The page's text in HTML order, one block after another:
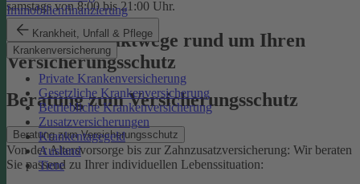
Immobilienfinanzierung
Krankheit, Unfall & Pflege
Krankenversicherung
Private Krankenversicherung
Gesetzliche Krankenversicherung
Betriebliche Krankenversicherung
Zusatzversicherungen
Krankentagegeld
Ausland
Tiere
samstags von 8:00 bis 21:00 Uhr.
Unsere Kontaktwege rund um Ihren
Versicherungsschutz
Beratung zum Versicherungsschutz
Beratung zum Versicherungsschutz
Von der Altersvorsorge bis zur Zahnzusatzversicherung: Wir beraten
Sie passend zu Ihrer individuellen Lebenssituation: